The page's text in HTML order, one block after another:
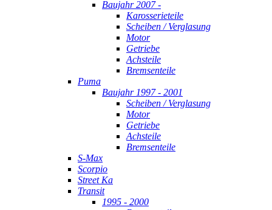
Baujahr 2007 -
Karosserieteile
Scheiben / Verglasung
Motor
Getriebe
Achsteile
Bremsenteile
Puma
Baujahr 1997 - 2001
Scheiben / Verglasung
Motor
Getriebe
Achsteile
Bremsenteile
S-Max
Scorpio
Street Ka
Transit
1995 - 2000